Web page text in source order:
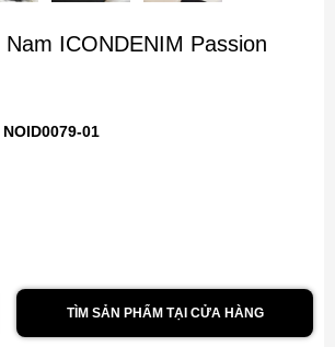
ICONDENIM Passion
NOID0079-01
TÌM SẢN PHẨM TẠI CỬA HÀNG